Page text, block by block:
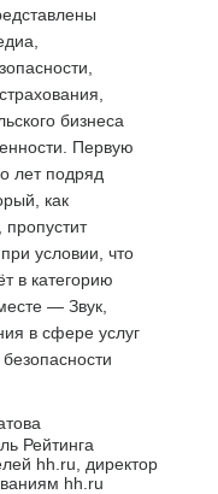
бизнеса
Первую
лет подряд
как
условии, что
в категорию
— Звук,
в сфере услуг
Рейтинга
hh.ru, директор
hh.ru